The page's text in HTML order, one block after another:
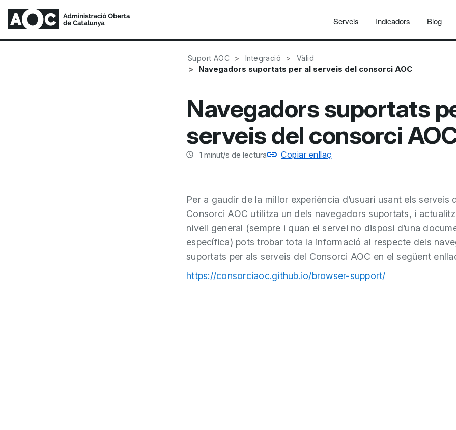
Serveis Indicadors Blog
Suport AOC Integració Vàlid
Navegadors suportats per al serveis del consorci AOC
Navegadors suportats
serveis del consorci
1 minut/s de lectura Copiar enllaç
Per a gaudir de la millor experiència d’usuari usant els serveis
Consorci AOC utilitza un dels navegadors suportats, i
nivell general (sempre i quan el servei no disposi d’una
específica) pots trobar tota la informació al respecte dels
suportats per als serveis del Consorci AOC en el següent
https://consorciaoc.github.io/browser-support/